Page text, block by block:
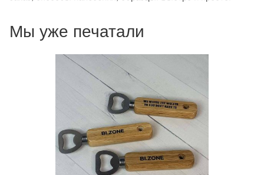
Мы уже печатали